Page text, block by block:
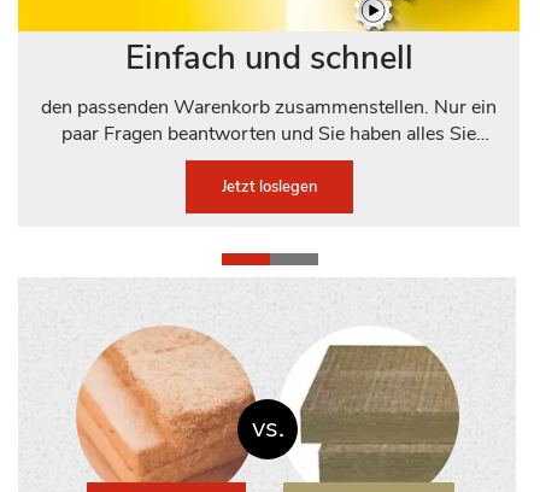
Einfach und schnell
den passenden Warenkorb zusammenstellen. Nur ein
paar Fragen beantworten und Sie haben alles Sie
brauchen - in der richtigen Menge!
Jetzt loslegen
vs.